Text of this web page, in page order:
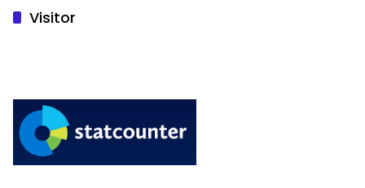
Visitor